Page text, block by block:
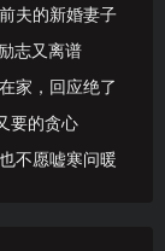
夫的新婚妻子
志又离谱
家，回应绝了
要的贪心
不愿嘘寒问暖